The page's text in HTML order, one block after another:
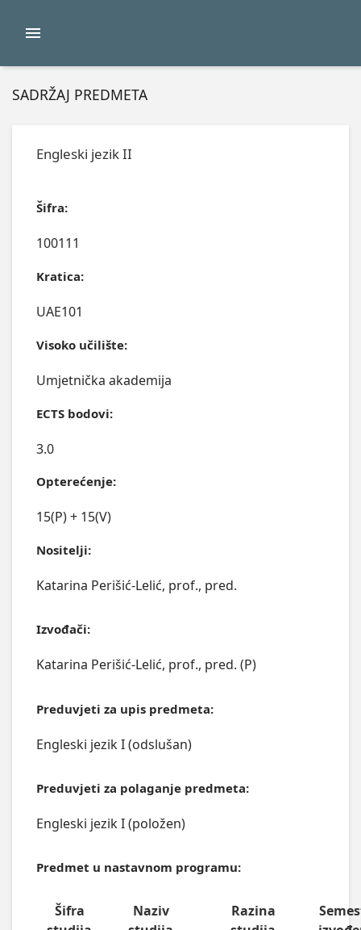
SADRŽAJ PREDMETA
Engleski jezik II
Šifra:
100111
Kratica:
UAE101
Visoko učilište:
Umjetnička akademija
ECTS bodovi:
3.0
Opterećenje:
15(P) + 15(V)
Nositelji:
Katarina Perišić-Lelić, prof., pred.
Izvođači:
Katarina Perišić-Lelić, prof., pred. (P)
Preduvjeti za upis predmeta:
Engleski jezik I (odslušan)
Preduvjeti za polaganje predmeta:
Engleski jezik I (položen)
Predmet u nastavnom programu:
Šifra
Naziv
Razina